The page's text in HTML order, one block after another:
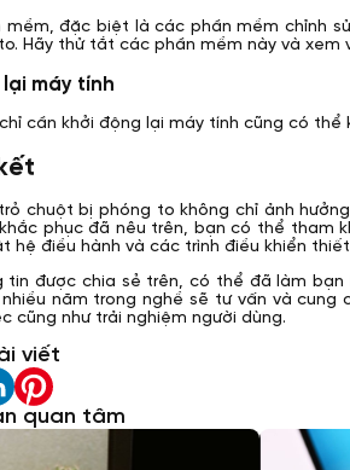
mềm, đặc biệt là các phần mềm chỉnh
Hãy thử tắt các phần mềm này và xem
máy tính
cần khởi động lại máy tính cũng có
chuột bị phóng to không chỉ ảnh
phục đã nêu trên, bạn có thể tham
hệ điều hành và các trình điều khiển
tin được chia sẻ trên, có thể đã làm
nhiều năm trong nghề sẽ tư vấn và cung
cũng như trải nghiệm người dùng.
viết
quan tâm